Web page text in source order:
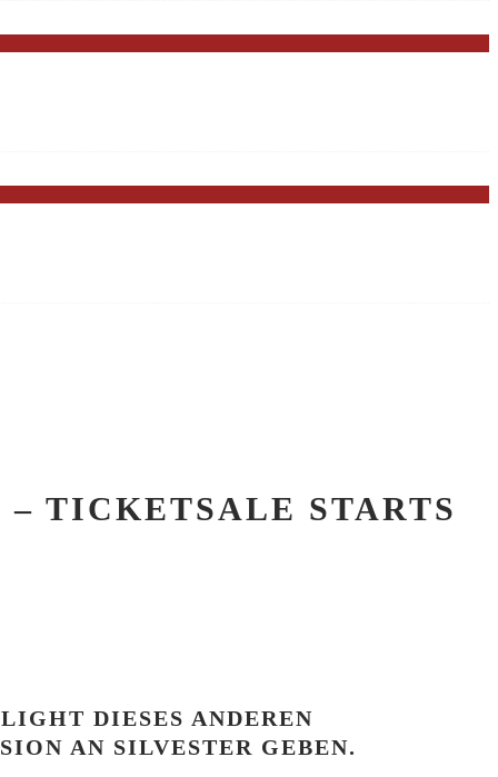
– TICKETSALE STARTS
DIESES ANDEREN
AN SILVESTER GEBEN.